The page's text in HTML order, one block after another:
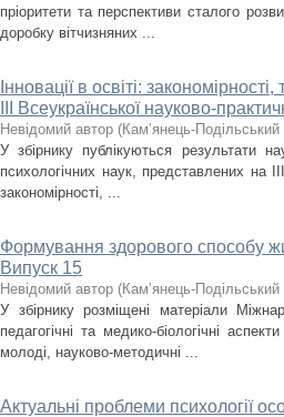
пріоритети та перспективи сталого
доробку вітчизняних ...
Інновації в освіті:
ІІІ Всеукраїнської науково-
Невідомий автор (Кам’янець-Подільський
У збірнику публікуються результати
психологічних наук, представлених на
закономірності, ...
Формування здорового способу
Випуск 15
Невідомий автор (Кам’янець-Подільський
У збірнику розміщені матеріали
педагогічні та медико-біологічні
молоді, науково-методичні ...
Актуальні проблеми психології